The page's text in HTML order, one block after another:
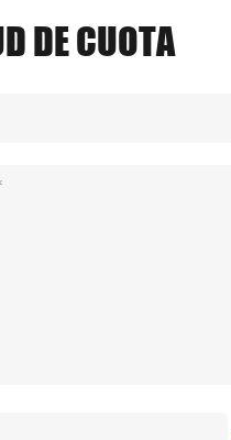
DE CUOTA